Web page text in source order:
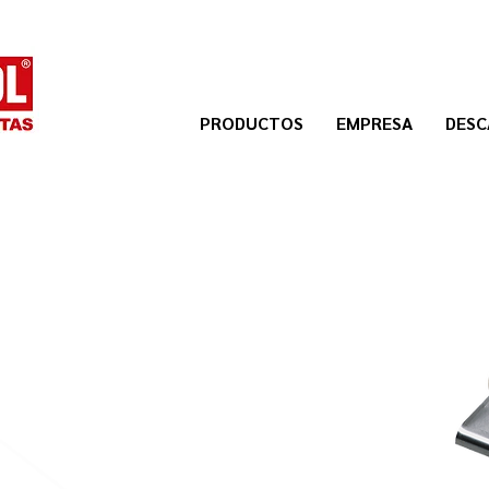
PRODUCTOS EMPRESA